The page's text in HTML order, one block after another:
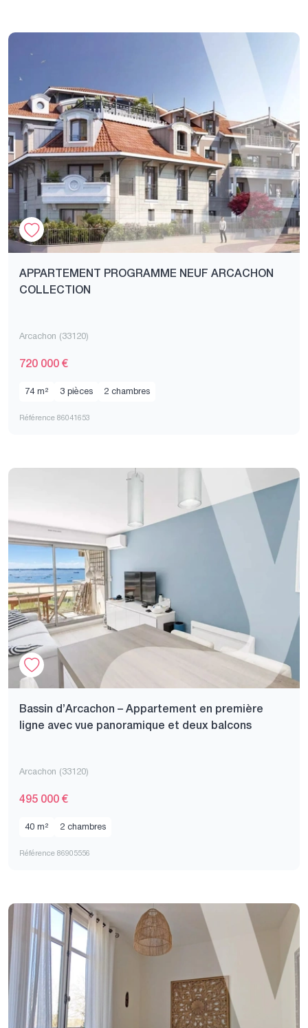
APPARTEMENT PROGRAMME NEUF ARCACHON
COLLECTION
Arcachon (33120)
720 000 €
74 m² 3 pièces 2 chambres
Référence 86041653
Bassin d’Arcachon – Appartement en première
ligne avec vue panoramique et deux balcons
Arcachon (33120)
495 000 €
40 m² 2 chambres
Référence 86905556